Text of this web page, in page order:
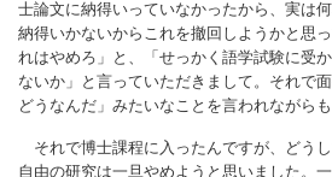
士論文に納得いっていなかったから、実は
納得いかないからこれを撤回しようかと思
れはやめろ」と、「せっかく語学試験に受
ないか」と言っていただきまして。それで
どうなんだ」みたいなことを言われながら
それで博士課程に入ったんですが、どう
自由の研究は一旦やめようと思いました。